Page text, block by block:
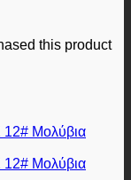
this product